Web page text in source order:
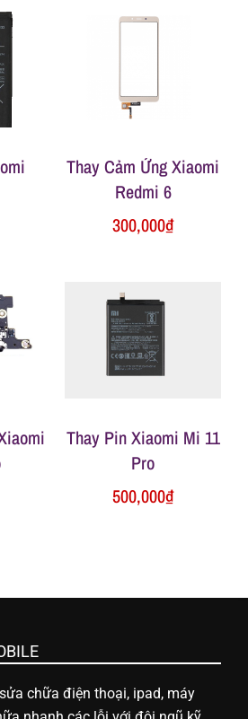
Thay Cảm Ứng Xiaomi
Redmi 6
300,000₫
Thay Pin Xiaomi Mi 11
Pro
500,000₫
chữa điện thoại, ipad, máy